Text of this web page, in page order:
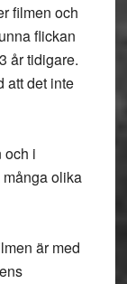
filmen och
flickan
år tidigare.
att det inte
och i
olika
är med